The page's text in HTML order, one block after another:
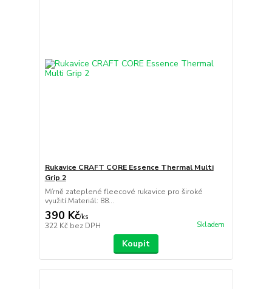
Rukavice CRAFT CORE Essence Thermal Multi
Grip 2
Mírně zateplené fleecové rukavice pro široké
využití.Materiál: 88...
390 Kč/ks
322 Kč bez DPH Skladem
Koupit